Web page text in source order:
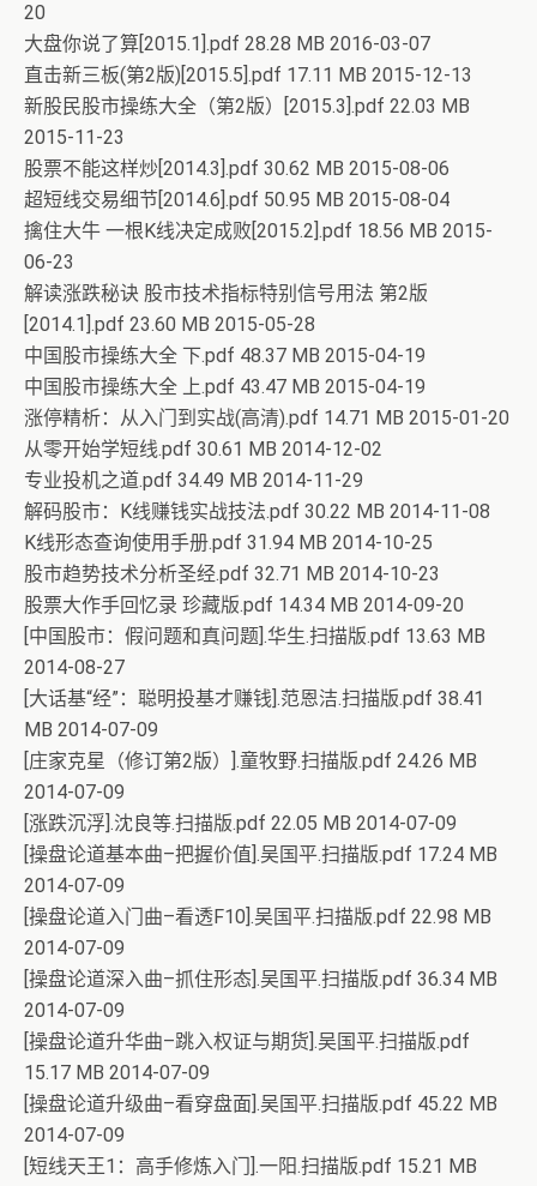
20
大盘你说了算[2015.1].pdf 28.28 MB 2016-03-07
直击新三板(第2版)[2015.5].pdf 17.11 MB 2015-12-13
新股民股市操练大全（第2版）[2015.3].pdf 22.03 MB
2015-11-23
股票不能这样炒[2014.3].pdf 30.62 MB 2015-08-06
超短线交易细节[2014.6].pdf 50.95 MB 2015-08-04
擒住大牛 一根K线决定成败[2015.2].pdf 18.56 MB 2015-
06-23
解读涨跌秘诀 股市技术指标特别信号用法 第2版
[2014.1].pdf 23.60 MB 2015-05-28
中国股市操练大全 下.pdf 48.37 MB 2015-04-19
中国股市操练大全 上.pdf 43.47 MB 2015-04-19
涨停精析：从入门到实战(高清).pdf 14.71 MB 2015-01-20
从零开始学短线.pdf 30.61 MB 2014-12-02
专业投机之道.pdf 34.49 MB 2014-11-29
解码股市：K线赚钱实战技法.pdf 30.22 MB 2014-11-08
K线形态查询使用手册.pdf 31.94 MB 2014-10-25
股市趋势技术分析圣经.pdf 32.71 MB 2014-10-23
股票大作手回忆录 珍藏版.pdf 14.34 MB 2014-09-20
[中国股市：假问题和真问题].华生.扫描版.pdf 13.63 MB
2014-08-27
[大话基“经”：聪明投基才赚钱].范恩洁.扫描版.pdf 38.41
MB 2014-07-09
[庄家克星（修订第2版）].童牧野.扫描版.pdf 24.26 MB
2014-07-09
[涨跌沉浮].沈良等.扫描版.pdf 22.05 MB 2014-07-09
[操盘论道基本曲–把握价值].吴国平.扫描版.pdf 17.24 MB
2014-07-09
[操盘论道入门曲–看透F10].吴国平.扫描版.pdf 22.98 MB
2014-07-09
[操盘论道深入曲–抓住形态].吴国平.扫描版.pdf 36.34 MB
2014-07-09
[操盘论道升华曲–跳入权证与期货].吴国平.扫描版.pdf
15.17 MB 2014-07-09
[操盘论道升级曲–看穿盘面].吴国平.扫描版.pdf 45.22 MB
2014-07-09
[短线天王1：高手修炼入门].一阳.扫描版.pdf 15.21 MB